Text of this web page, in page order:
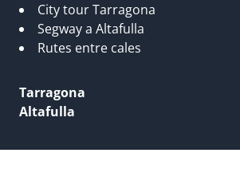
City tour Tarragona
Segway a Altafulla
Rutes entre cales
Tarragona
Altafulla